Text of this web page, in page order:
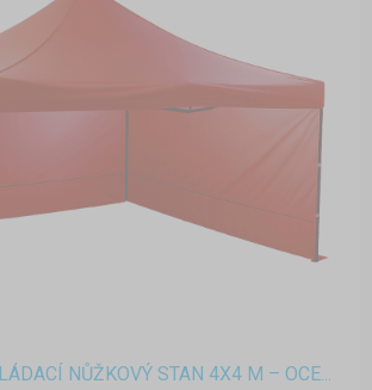
NŮŽKOVÝ STAN 4X4 M – OCE...